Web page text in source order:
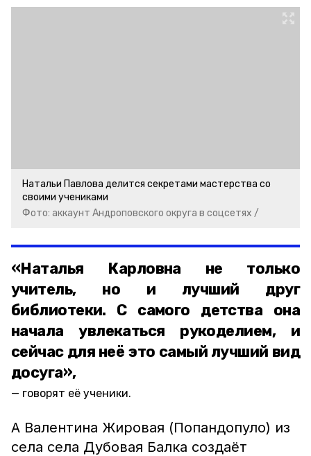
Натальи Павлова делится секретами мастерства со
своими учениками
Фото: аккаунт Андроповского округа в соцсетях /
«Наталья Карловна не только
учитель, но и лучший друг
библиотеки. С самого детства она
начала увлекаться рукоделием, и
сейчас для неё это самый лучший вид
досуга»,
говорят её ученики.
А Валентина Жировая (Попандопуло) из
села села Дубовая Балка создаёт